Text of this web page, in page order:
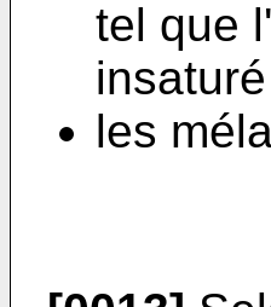
tel que
les